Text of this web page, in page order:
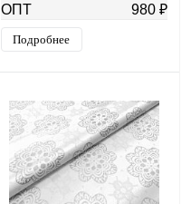
ОПТ 980 ₽
Подробнее